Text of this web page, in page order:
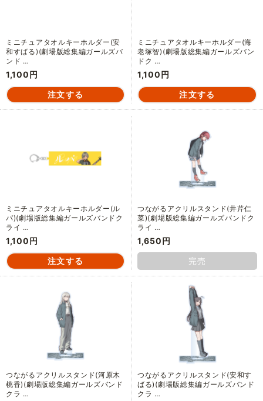
ミニチュアタオルキーホルダー(安
和すばる)(劇場版総集編ガールズバ
ンド …
1,100円
ミニチュアタオルキーホルダー(海
老塚智)(劇場版総集編ガールズバン
ドク …
1,100円
ミニチュアタオルキーホルダー(ル
パ)(劇場版総集編ガールズバンドク
ライ …
1,100円
つながるアクリルスタンド(井芹仁
菜)(劇場版総集編ガールズバンドク
ライ …
1,650円
完売
つながるアクリルスタンド(河原木
桃香)(劇場版総集編ガールズバンド
クラ …
つながるアクリルスタンド(安和す
ばる)(劇場版総集編ガールズバンド
クラ …